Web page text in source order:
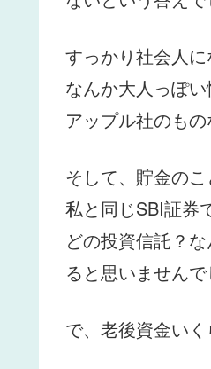
すっかり社会人に
なんか大人っぽ
アップル社のも
そして、貯金のこ
私と同じSBI証券
どの投資信託？
ると思いませんで
で、老後資金い